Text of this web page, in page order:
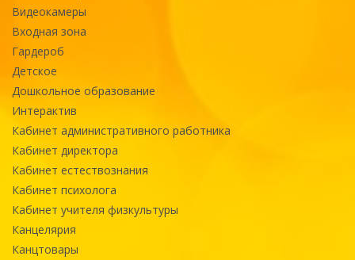
Видеокамеры
Входная зона
Гардероб
Детское
Дошкольное образование
Интерактив
Кабинет административного работника
Кабинет директора
Кабинет естествознания
Кабинет психолога
Кабинет учителя физкультуры
Канцелярия
Канцтовары